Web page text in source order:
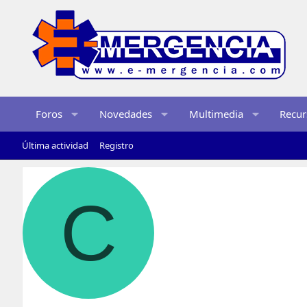
Foros Novedades Multimedia
Última actividad Registro
C